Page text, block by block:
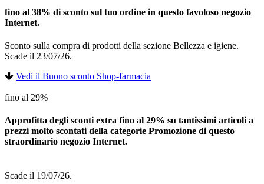
fino al 38% di sconto sul tuo ordine in questo favoloso negozio
Internet.
Sconto sulla compra di prodotti della sezione Bellezza e igiene.
Scade il 23/07/26.
Vedi il Buono sconto Shop-farmacia
fino al 29%
Approfitta degli sconti extra fino al 29% su tantissimi articoli a
prezzi molto scontati della categorie Promozione di questo
straordinario negozio Internet.
Scade il 19/07/26.